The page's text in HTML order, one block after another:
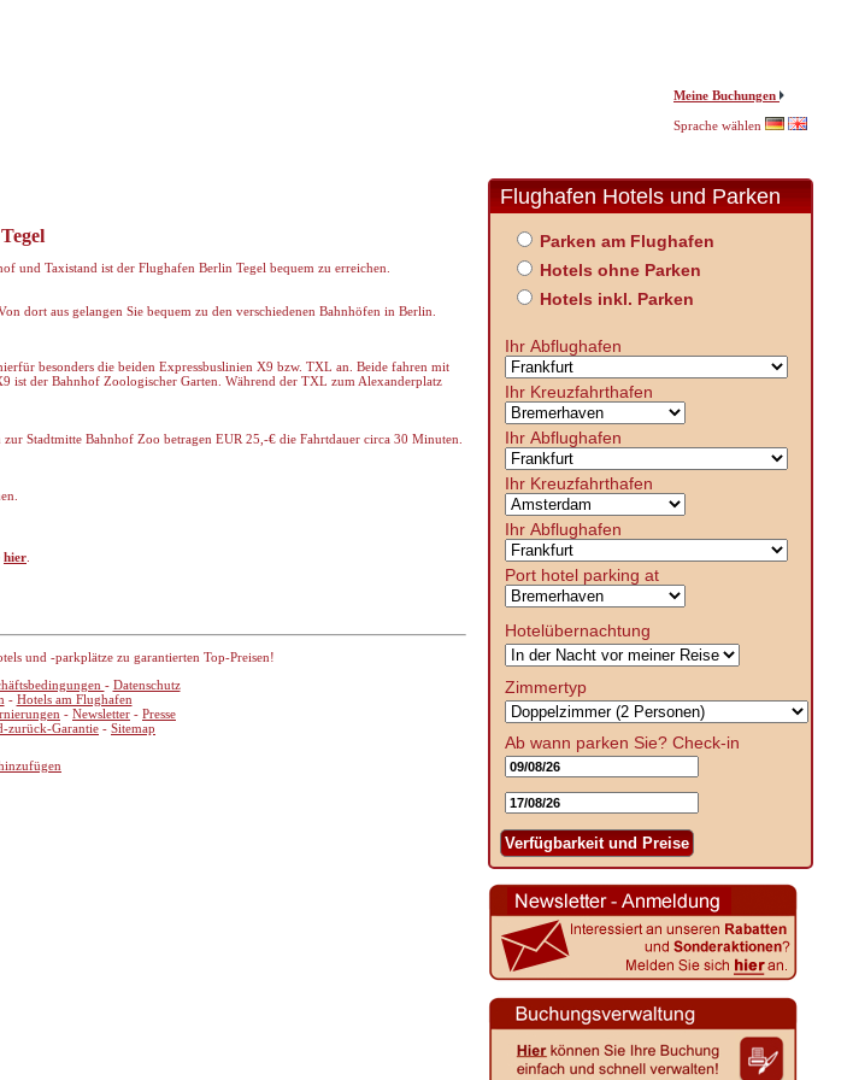
und Taxistand ist der Flughafen Berlin Tegel bequem zu erreichen.
dort aus gelangen Sie bequem zu den verschiedenen Bahnhöfen in Berlin.
besonders die beiden Expressbuslinien X9 bzw. TXL an. Beide fahren mit
ist der Bahnhof Zoologischer Garten. Während der TXL zum Alexanderplatz
Stadtmitte Bahnhof Zoo betragen EUR 25,-€ die Fahrtdauer circa 30 Minuten.
hier
und -parkplätze zu garantierten Top-Preisen!
- Datenschutz
- Hotels am Flughafen
- Newsletter - Presse
zurück-Garantie - Sitemap
Meine Buchungen
Sprache wählen
Flughafen Hotels und Parken
Parken am Flughafen
Hotels ohne Parken
Hotels inkl. Parken
Ihr Abflughafen
Ihr Kreuzfahrthafen
Ihr Abflughafen
Ihr Kreuzfahrthafen
Ihr Abflughafen
Port hotel parking at
Hotelübernachtung
Zimmertyp
Ab wann parken Sie? Check-in
Verfügbarkeit und Preise